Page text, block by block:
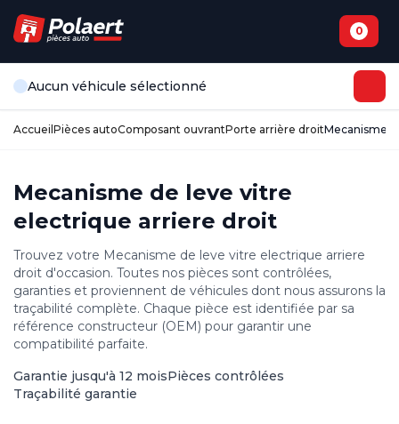
0
Aucun véhicule sélectionné
Accueil Pièces autoComposant ouvrantPorte arrière droitMecanisme
Mecanisme de leve vitre
electrique arriere droit
Trouvez votre Mecanisme de leve vitre electrique arriere
droit d'occasion. Toutes nos pièces sont contrôlées,
garanties et proviennent de véhicules dont nous assurons la
traçabilité complète. Chaque pièce est identifiée par sa
référence constructeur (OEM) pour garantir une
compatibilité parfaite.
Garantie jusqu'à 12 moisPièces contrôlées
Traçabilité garantie